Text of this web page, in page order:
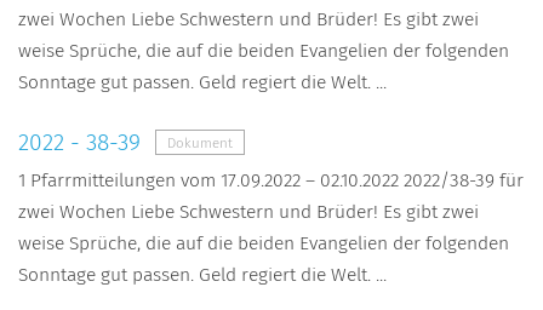
zwei Wochen Liebe Schwestern und Brüder! Es gibt zwei
weise Sprüche, die auf die beiden Evangelien der folgenden
Sonntage gut passen. Geld regiert die Welt. ...
2022 - 38-39 Dokument
1 Pfarrmitteilungen vom 17.09.2022 – 02.10.2022 2022/38-39 für
zwei Wochen Liebe Schwestern und Brüder! Es gibt zwei
weise Sprüche, die auf die beiden Evangelien der folgenden
Sonntage gut passen. Geld regiert die Welt. ...